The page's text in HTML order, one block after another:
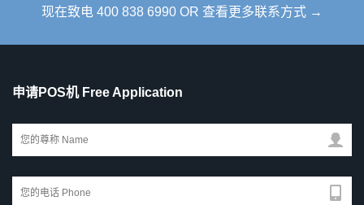
现在致电 400 838 6990 OR 查看更多联系方式 →
申请POS机 Free Application